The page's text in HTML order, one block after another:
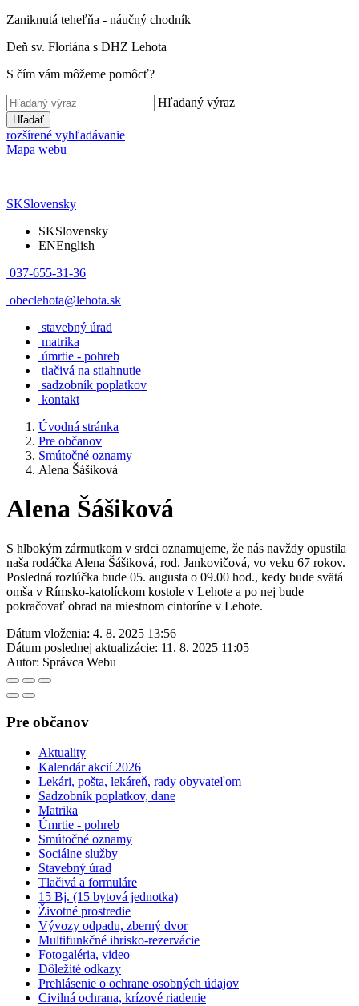
Zaniknutá teheľňa - náučný chodník
Deň sv. Floriána s DHZ Lehota
S čím vám môžeme pomôcť?
Hľadaný výraz
Hľadať
rozšírené vyhľadávanie
Mapa webu
SKSlovensky
SKSlovensky
ENEnglish
037-655-31-36
obeclehota@lehota.sk
stavebný úrad
matrika
úmrtie - pohreb
tlačivá na stiahnutie
sadzobník poplatkov
kontakt
Úvodná stránka
Pre občanov
Smútočné oznamy
Alena Šášiková
Alena Šášiková
S hlbokým zármutkom v srdci oznamujeme, že nás navždy opustila
naša rodáčka Alena Šášiková, rod. Jankovičová, vo veku 67 rokov.
Posledná rozlúčka bude 05. augusta o 09.00 hod., kedy bude svätá
omša v Rímsko-katolíckom kostole v Lehote a po nej bude
pokračovať obrad na miestnom cintoríne v Lehote.
Dátum vloženia: 4. 8. 2025 13:56
Dátum poslednej aktualizácie: 11. 8. 2025 11:05
Autor: Správca Webu
Pre občanov
Aktuality
Kalendár akcií 2026
Lekári, pošta, lekáreň, rady obyvateľom
Sadzobník poplatkov, dane
Matrika
Úmrtie - pohreb
Smútočné oznamy
Sociálne služby
Stavebný úrad
Tlačivá a formuláre
15 Bj. (15 bytová jednotka)
Životné prostredie
Vývozy odpadu, zberný dvor
Multifunkčné ihrisko-rezervácie
Fotogaléria, video
Dôležité odkazy
Prehlásenie o ochrane osobných údajov
Civilná ochrana, krízové riadenie